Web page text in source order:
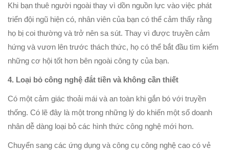
Khi bạn thuê người ngoài thay vì dồn nguồn lực vào việc phát
triển đội ngũ hiện có, nhân viên của bạn có thể cảm thấy rằng
họ bị coi thường và trở nên sa sút. Thay vì được truyền cảm
hứng và vươn lên trước thách thức, họ có thể bắt đầu tìm kiếm
những cơ hội tốt hơn bên ngoài công ty của bạn.
4. Loại bỏ công nghệ đắt tiền và không cần thiết
Có một cảm giác thoải mái và an toàn khi gắn bó với truyền
thống. Có lẽ đây là một trong những lý do khiến một số doanh
nhân dễ dàng loại bỏ các hình thức công nghệ mới hơn.
Chuyển sang các ứng dụng và công cụ công nghệ cao có vẻ